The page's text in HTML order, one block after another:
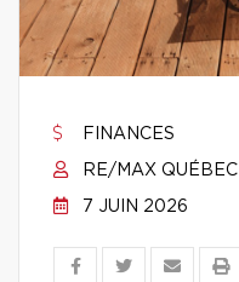
FINANCES
RE/MAX QUÉBEC
7 JUIN 2026